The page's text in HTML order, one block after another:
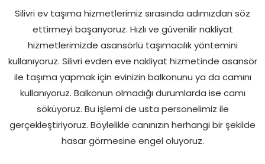
Silivri ev taşıma hizmetlerimiz sırasında adımızdan söz
ettirmeyi başarıyoruz. Hızlı ve güvenilir nakliyat
hizmetlerimizde asansörlü taşımacılık yöntemini
kullanıyoruz. Silivri evden eve nakliyat hizmetinde asansör
ile taşıma yapmak için evinizin balkonunu ya da camını
kullanıyoruz. Balkonun olmadığı durumlarda ise camı
söküyoruz. Bu işlemi de usta personelimiz ile
gerçekleştiriyoruz. Böylelikle canınızın herhangi bir şekilde
hasar görmesine engel oluyoruz.